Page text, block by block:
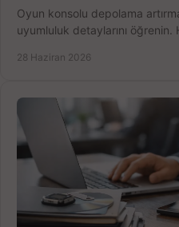
Oyun konsolu depolama
uyumluluk detaylarını
28 Haziran 2026